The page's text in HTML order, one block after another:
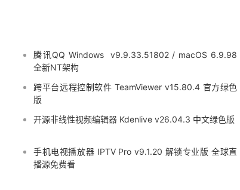
腾讯QQ Windows v9.9.33.51802 / macOS 6.9.98
全新NT架构
跨平台远程控制软件 TeamViewer v15.80.4 官方绿色
版
开源非线性视频编辑器 Kdenlive v26.04.3 中文绿色版
手机电视播放器 IPTV Pro v9.1.20 解锁专业版 全球直
播源免费看